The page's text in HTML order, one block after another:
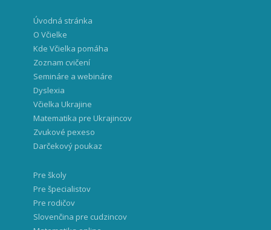
Úvodná stránka
O Včielke
Kde Včielka pomáha
Zoznam cvičení
Semináre a webináre
Dyslexia
Včielka Ukrajine
Matematika pre Ukrajincov
Zvukové pexeso
Darčekový poukaz
Pre školy
Pre špecialistov
Pre rodičov
Slovenčina pre cudzincov